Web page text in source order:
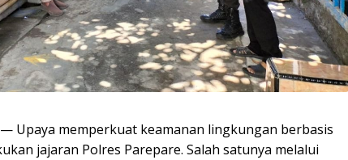
— Upaya memperkuat keamanan lingkungan berbasis
jajaran Polres Parepare. Salah satunya melalui